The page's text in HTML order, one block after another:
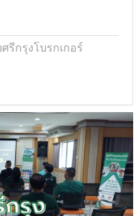
กรุงโบรกเกอร์